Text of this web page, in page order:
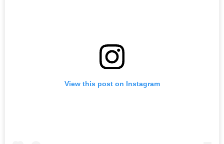
View this post on Instagram